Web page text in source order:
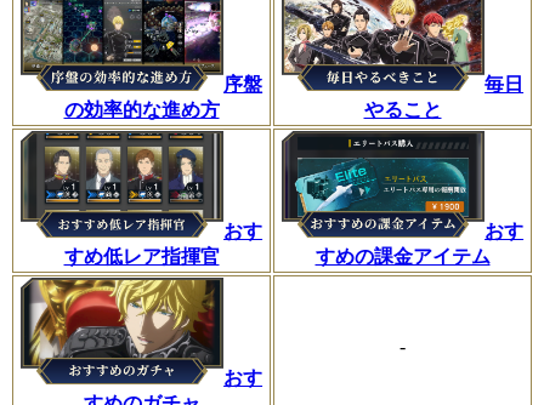
序盤
の効率的な進め方
毎日
やること
おす
すめ低レア指揮官
おす
すめの課金アイテム
おす
-